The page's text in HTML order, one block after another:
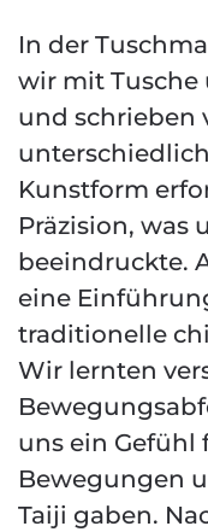
In der
wir mit Tusche
und schrieben
Kunstform
Präzision, was
beeindruckte.
eine
traditionelle
Wir lernten
uns ein Gefühl
Bewegungen
Taiji gaben.